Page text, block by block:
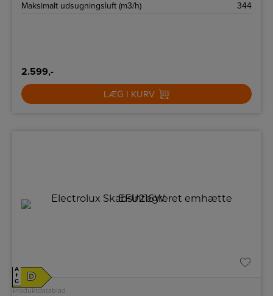
Maksimalt udsugningsluft (m3/h)
344
2.599,-
LÆG I KURV
A
↑
G
D
Produktdatablad